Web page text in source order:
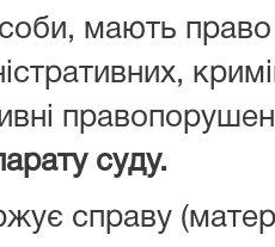
мають
суду.
справу